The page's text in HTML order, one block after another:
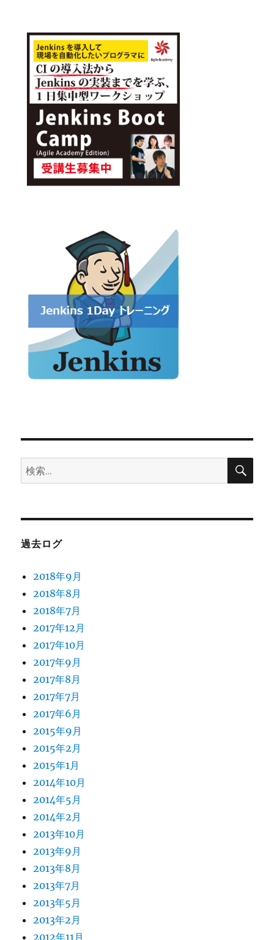
検
索:
検
過去ログ
2018年9月
2018年8月
2018年7月
2017年12月
2017年10月
2017年9月
2017年8月
2017年7月
2017年6月
2015年9月
2015年2月
2015年1月
2014年10月
2014年5月
2014年2月
2013年10月
2013年9月
2013年8月
2013年7月
2013年5月
2013年2月
2012年11月